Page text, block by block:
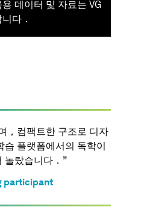
데이터 및 자료는 VG
다．
，컴팩트한 구조로 디자
플랫폼에서의 독학이
놀랐습니다．”
participant